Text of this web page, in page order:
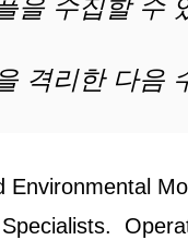
을 수집할 수
격리한 다음
Environmental